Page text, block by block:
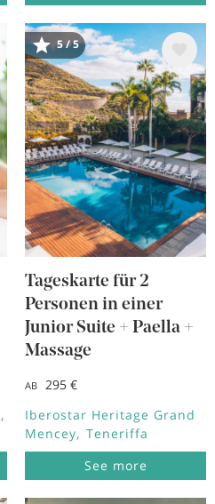
Bild5 / 5
Tageskarte für 2
Personen in einer
Junior Suite + Paella +
Massage
AB
295 €
Iberostar Heritage Grand
Mencey
Teneriffa
See more